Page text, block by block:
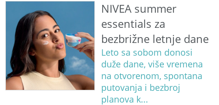
NIVEA summer
essentials za
bezbrižne letnje dane
Leto sa sobom donosi
duže dane, više vremena
na otvorenom, spontana
putovanja i bezbroj
planova k...